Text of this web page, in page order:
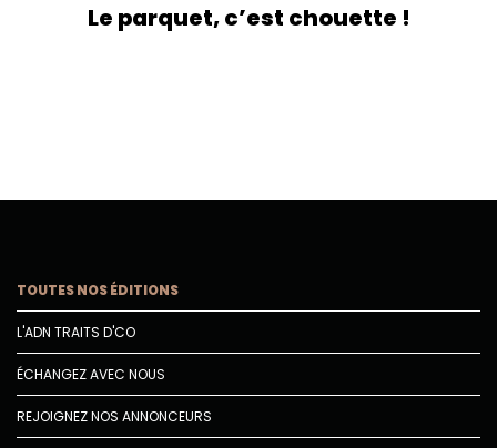
Le parquet, c’est chouette !
TOUTES NOS ÉDITIONS
L'ADN TRAITS D'CO
ÉCHANGEZ AVEC NOUS
REJOIGNEZ NOS ANNONCEURS